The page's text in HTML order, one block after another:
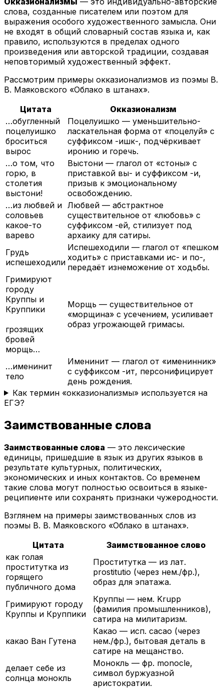
слова, созданные писателем или поэтом для
выражения особого художественного замысла. Они
не входят в общий словарный состав языка и, как
правило, используются в пределах одного
произведения или авторской традиции, создавая
неповторимый художественный эффект.
Рассмотрим примеры окказионализмов из поэмы В.
В. Маяковского «Облако в штанах».
Цитата
Окказионализм
…обугленный
поцелуишко
броситься
вырос
Поцелуишко — уменьшительно-
ласкательная форма от «поцелуй» с
суффиксом -ишк-, подчёркивает
иронию и горечь.
…о том, что
горю, в
столетия
выстони!
Выстони — глагол от «стоны» с
приставкой вы- и суффиксом -и,
призыв к эмоциональному
освобождению.
…из любвей и
соловьев
какое-то
варево
Любвей — абстрактное
существительное от «любовь» с
суффиксом -ей, стилизует под
архаику для сатиры.
Грудь
испешеходили
Испешеходили — глагол от «пешком
ходить» с приставками ис- и по-,
передаёт изнеможение от ходьбы.
Гримируют
городу
Круппы и
Круппики
грозящих
бровей
морщь…
Морщь — существительное от
«морщина» с усечением, усиливает
образ угрожающей гримасы.
…именинит
тело
Именинит — глагол от «именинник»
с суффиксом -ит, персонифицирует
день рождения.
Как термин «окказионализмы» используется на
ЕГЭ?
Заимствованные слова
Заимствованные слова — это лексические
единицы, пришедшие в язык из других языков в
результате культурных, политических,
экономических и иных контактов. Со временем
такие слова могут полностью освоиться в языке-
реципиенте или сохранять признаки чужеродности.
Взглянем на примеры заимствованных слов из
поэмы В. В. Маяковского «Облако в штанах».
Цитата
Заимствованное слово
как голая
проститутка из
горящего
публичного дома
Проститутка — из лат.
prostitutio (через нем./фр.),
образ для эпатажа.
Гримируют городу
Круппы и Круппики
Круппы — нем. Krupp
(фамилия промышленников),
сатира на милитаризм.
какао Ван Гутена
Какао — исп. cacao (через
нем./фр.), бытовая деталь в
сатире на мещанство.
делает себе из
солнца монокль
Монокль — фр. monocle,
символ буржуазной
аристократии.